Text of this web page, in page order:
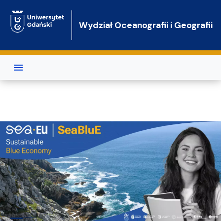
Wydział Oceanografii i Geografii